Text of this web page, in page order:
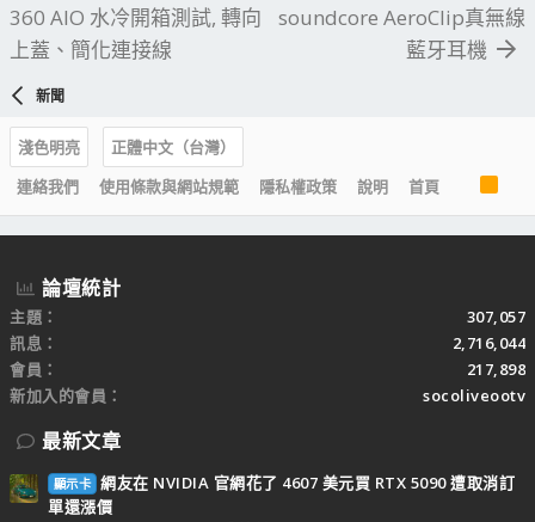
360 AIO 水冷開箱測試, 轉向
上蓋、簡化連接線
soundcore AeroClip真無線
藍牙耳機
新聞
淺色明亮
正體中文（台灣）
連絡我們
使用條款與網站規範 隱私權政策 說明 首頁
R
S
S
論壇統計
主題
307,057
訊息
2,716,044
會員
217,898
新加入的會員
socoliveootv
最新文章
顯示卡 網友在 NVIDIA 官網花了 4607 美元買 RTX 5090 遭取消訂
單還漲價